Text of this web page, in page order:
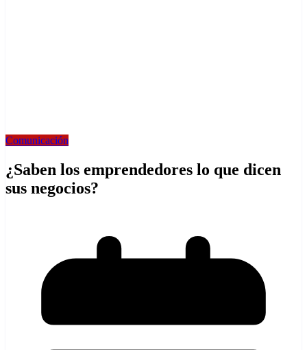
Comunicación
¿Saben los emprendedores lo que dicen
sus negocios?